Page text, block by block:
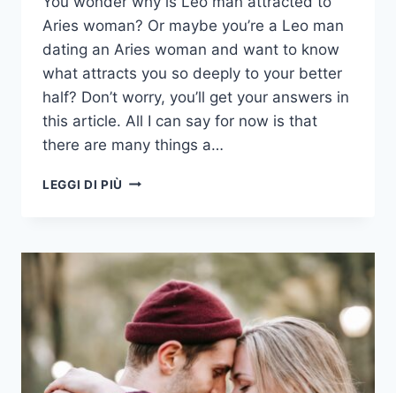
Aries woman? Or maybe you’re a Leo man
dating an Aries woman and want to know
what attracts you so deeply to your better
half? Don’t worry, you’ll get your answers in
this article. All I can say for now is that
there are many things a…
LEGGI DI PIÙ 13
UN
LEONE
SI
INNAMORA
DI
UNA
DONNA